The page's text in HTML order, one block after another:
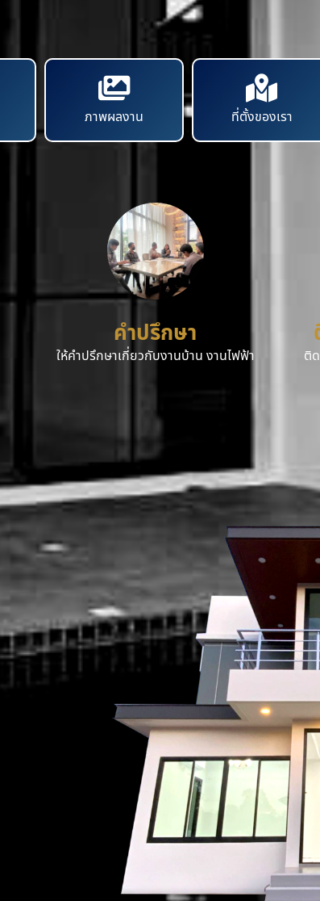
ภาพผลงาน ที่ตั้งของเรา
คำปรึกษา
ให้คำปรึกษาเกี่ยวกับงานบ้าน งานไฟฟ้า ติ